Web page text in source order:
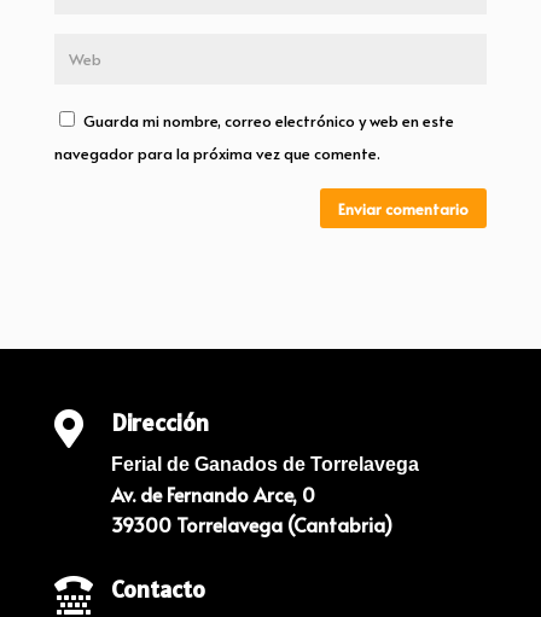
Guarda mi nombre, correo electrónico y web en este
navegador para la próxima vez que comente.
Enviar comentario
 Dirección
Ferial de Ganados de Torrelavega
Av. de Fernando Arce, 0
39300 Torrelavega (Cantabria)
 Contacto